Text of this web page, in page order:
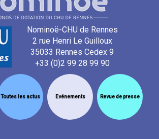
Nominoë-CHU de Rennes
2 rue Henri Le Guilloux
35033 Rennes Cedex 9
+33 (0)2 99 28 99 90
Toutes les actus Evénements Revue de presse